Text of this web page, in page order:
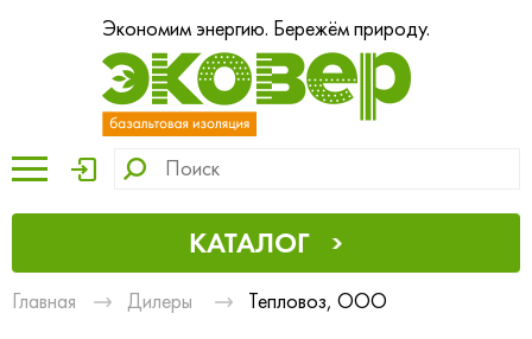
Экономим энергию. Бережём природу.
КАТАЛОГ
Главная Дилеры Тепловоз, ООО